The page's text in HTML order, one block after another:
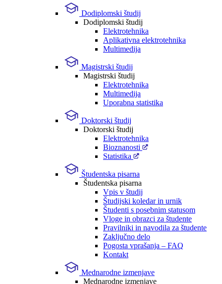
Dodiplomski študij
Dodiplomski študij
Elektrotehnika
Aplikativna elektrotehnika
Multimedija
Magistrski študij
Magistrski študij
Elektrotehnika
Multimedija
Uporabna statistika
Doktorski študij
Doktorski študij
Elektrotehnika
Bioznanosti
Statistika
Študentska pisarna
Študentska pisarna
Vpis v študij
Študijski koledar in urnik
Študenti s posebnim statusom
Vloge in obrazci za študente
Pravilniki in navodila za študente
Zaključno delo
Pogosta vprašanja – FAQ
Kontakt
Mednarodne izmenjave
Mednarodne izmenjave